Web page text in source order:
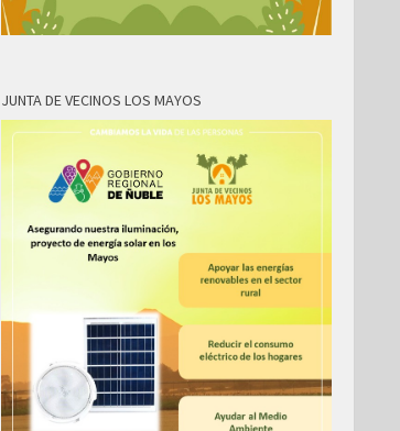
JUNTA DE VECINOS LOS MAYOS